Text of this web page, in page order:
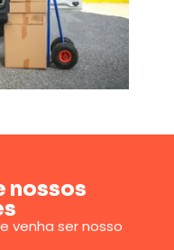
nossos
venha ser nosso